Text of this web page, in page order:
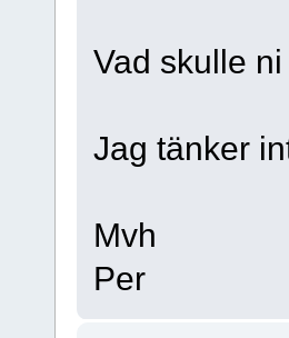
Vad skulle
Jag tänker
Mvh
Per